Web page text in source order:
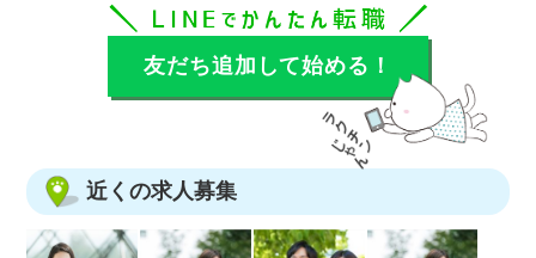
友だち追加して始める！
近くの求人募集